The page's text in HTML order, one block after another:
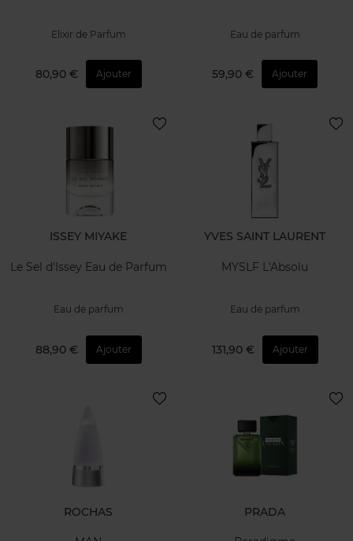
Elixir de Parfum
80,90 € Ajouter
Eau de parfum
59,90 € Ajouter
ISSEY MIYAKE
Le Sel d'Issey Eau de Parfum
Eau de parfum
88,90 € Ajouter
YVES SAINT LAURENT
MYSLF L'Absolu
Eau de parfum
131,90 € Ajouter
ROCHAS PRADA